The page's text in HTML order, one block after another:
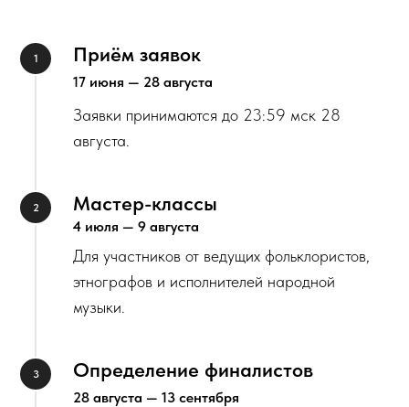
Приём заявок
17 июня — 28 августа
Заявки принимаются до 23:59 мск 28
августа.
Мастер-классы
4 июля — 9 августа
Для участников от ведущих фольклористов,
этнографов и исполнителей народной
музыки.
Определение финалистов
28 августа — 13 сентября